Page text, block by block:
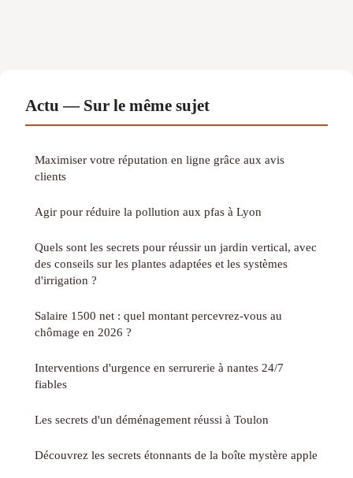
Actu — Sur le même sujet
Maximiser votre réputation en ligne grâce aux avis
clients
Agir pour réduire la pollution aux pfas à Lyon
Quels sont les secrets pour réussir un jardin vertical, avec
des conseils sur les plantes adaptées et les systèmes
d'irrigation ?
Salaire 1500 net : quel montant percevrez-vous au
chômage en 2026 ?
Interventions d'urgence en serrurerie à nantes 24/7
fiables
Les secrets d'un déménagement réussi à Toulon
Découvrez les secrets étonnants de la boîte mystère apple